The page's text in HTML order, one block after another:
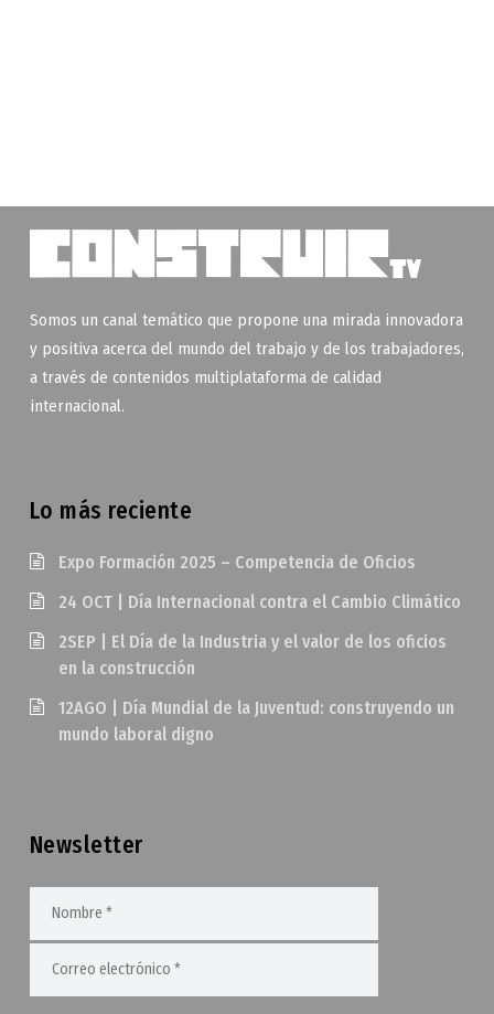
Somos un canal temático que propone una mirada innovadora
y positiva acerca del mundo del trabajo y de los trabajadores,
a través de contenidos multiplataforma de calidad
internacional.
Lo más reciente
Expo Formación 2025 – Competencia de Oficios
24 OCT | Día Internacional contra el Cambio Climático
2SEP | El Día de la Industria y el valor de los oficios
en la construcción
12AGO | Día Mundial de la Juventud: construyendo un
mundo laboral digno
Newsletter